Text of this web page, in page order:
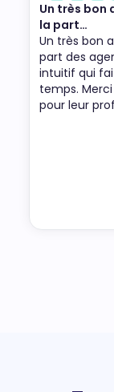
Un très bon
la part…
Un très bon
part des
intuitif qui
temps.
pour leur